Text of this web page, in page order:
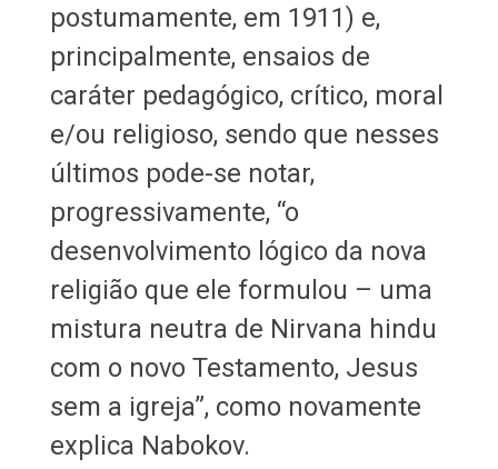
postumamente, em 1911) e,
principalmente, ensaios de
caráter pedagógico, crítico, moral
e/ou religioso, sendo que nesses
últimos pode-se notar,
progressivamente, “o
desenvolvimento lógico da nova
religião que ele formulou – uma
mistura neutra de Nirvana hindu
com o novo Testamento, Jesus
sem a igreja”, como novamente
explica Nabokov.